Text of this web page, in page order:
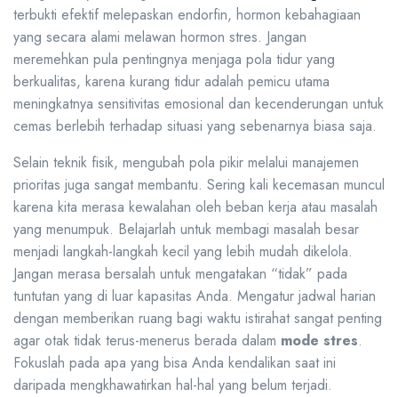
terbukti efektif melepaskan endorfin, hormon kebahagiaan
yang secara alami melawan hormon stres. Jangan
meremehkan pula pentingnya menjaga pola tidur yang
berkualitas, karena kurang tidur adalah pemicu utama
meningkatnya sensitivitas emosional dan kecenderungan untuk
cemas berlebih terhadap situasi yang sebenarnya biasa saja.
Selain teknik fisik, mengubah pola pikir melalui manajemen
prioritas juga sangat membantu. Sering kali kecemasan muncul
karena kita merasa kewalahan oleh beban kerja atau masalah
yang menumpuk. Belajarlah untuk membagi masalah besar
menjadi langkah-langkah kecil yang lebih mudah dikelola.
Jangan merasa bersalah untuk mengatakan “tidak” pada
tuntutan yang di luar kapasitas Anda. Mengatur jadwal harian
dengan memberikan ruang bagi waktu istirahat sangat penting
agar otak tidak terus-menerus berada dalam mode stres.
Fokuslah pada apa yang bisa Anda kendalikan saat ini
daripada mengkhawatirkan hal-hal yang belum terjadi.